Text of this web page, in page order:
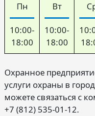
Пн
10:00-
18:00
Вт
10:00-
18:00
Охранное
услуги охраны в
можете связаться с
+7 (812) 535-01-12.